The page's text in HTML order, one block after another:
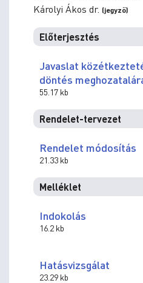
Károlyi Ákos dr. (jegyző)
Előterjesztés
Javaslat
döntés
55.17 kb
Rendelet-tervezet
Rendelet módosítás
21.33 kb
Melléklet
Indokolás
16.2 kb
Hatásvizsgálat
23.29 kb